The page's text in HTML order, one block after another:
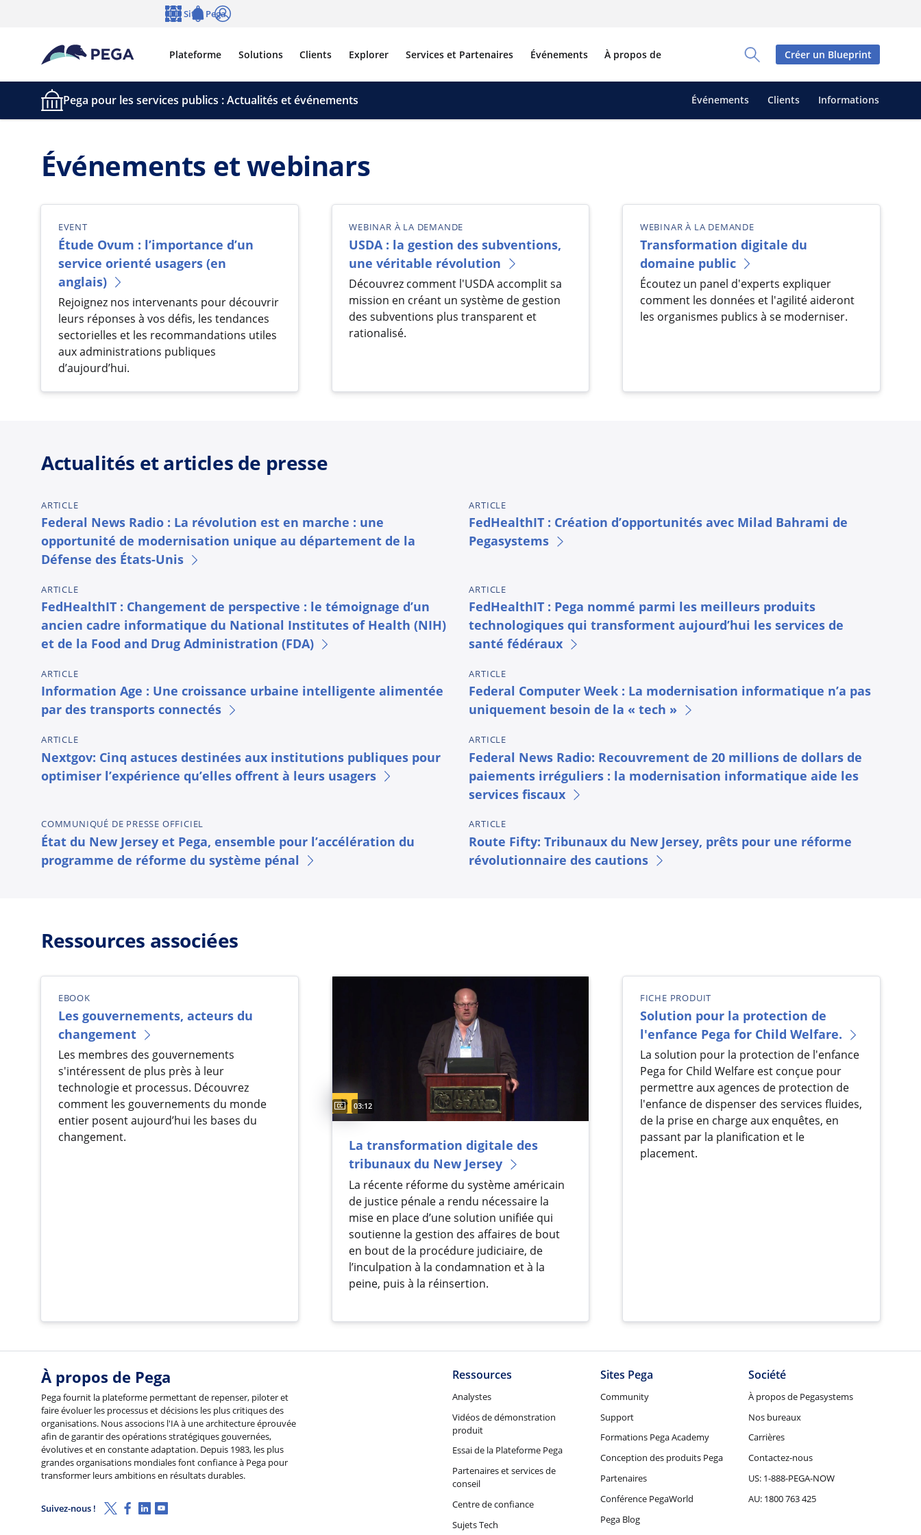
Passer directement au contenu principal
Toggle Search Panel
Plateforme Solutions Clients Explorer Services et Partenaires Événements À propos de
Sites Pega
Créer un Blueprint
Pega pour les services publics : Actualités et événements Événements Clients Informations
Événements et webinars
EVENT
Étude Ovum : l’importance d’un
service orienté usagers (en
anglais)
Rejoignez nos intervenants pour découvrir
leurs réponses à vos défis, les tendances
sectorielles et les recommandations utiles
aux administrations publiques
d’aujourd’hui.
WEBINAR À LA DEMANDE
USDA : la gestion des subventions,
une véritable révolution
Découvrez comment l'USDA accomplit sa
mission en créant un système de gestion
des subventions plus transparent et
rationalisé.
WEBINAR À LA DEMANDE
Transformation digitale du
domaine public
Écoutez un panel d'experts expliquer
comment les données et l'agilité aideront
les organismes publics à se moderniser.
Actualités et articles de presse
ARTICLE
Federal News Radio : La révolution est en marche : une
opportunité de modernisation unique au département de la
Défense des États-Unis
ARTICLE
FedHealthIT : Création d’opportunités avec Milad Bahrami de
Pegasystems
ARTICLE
FedHealthIT : Changement de perspective : le témoignage d’un
ancien cadre informatique du National Institutes of Health (NIH)
et de la Food and Drug Administration (FDA)
ARTICLE
FedHealthIT : Pega nommé parmi les meilleurs produits
technologiques qui transforment aujourd’hui les services de
santé fédéraux
ARTICLE
Information Age : Une croissance urbaine intelligente alimentée
par des transports connectés
ARTICLE
Federal Computer Week : La modernisation informatique n’a pas
uniquement besoin de la « tech »
ARTICLE
Nextgov: Cinq astuces destinées aux institutions publiques pour
optimiser l’expérience qu’elles offrent à leurs usagers
ARTICLE
Federal News Radio: Recouvrement de 20 millions de dollars de
paiements irréguliers : la modernisation informatique aide les
services fiscaux
COMMUNIQUÉ DE PRESSE OFFICIEL
État du New Jersey et Pega, ensemble pour l’accélération du
programme de réforme du système pénal
ARTICLE
Route Fifty: Tribunaux du New Jersey, prêts pour une réforme
révolutionnaire des cautions
Ressources associées
EBOOK
Les gouvernements, acteurs du
changement
Les membres des gouvernements
s'intéressent de plus près à leur
technologie et processus. Découvrez
comment les gouvernements du monde
entier posent aujourd’hui les bases du
changement.
Video duration:
03:12
Captions available
La transformation digitale des
tribunaux du New Jersey
La récente réforme du système américain
de justice pénale a rendu nécessaire la
mise en place d’une solution unifiée qui
soutienne la gestion des affaires de bout
en bout de la procédure judiciaire, de
l’inculpation à la condamnation et à la
peine, puis à la réinsertion.
FICHE PRODUIT
Solution pour la protection de
l'enfance Pega for Child Welfare.
La solution pour la protection de l'enfance
Pega for Child Welfare est conçue pour
permettre aux agences de protection de
l'enfance de dispenser des services fluides,
de la prise en charge aux enquêtes, en
passant par la planification et le
placement.
À propos de Pega
Pega fournit la plateforme permettant de repenser, piloter et
faire évoluer les processus et décisions les plus critiques des
organisations. Nous associons l'IA à une architecture éprouvée
afin de garantir des opérations stratégiques gouvernées,
évolutives et en constante adaptation. Depuis 1983, les plus
grandes organisations mondiales font confiance à Pega pour
transformer leurs ambitions en résultats durables.
Suivez-nous ! X (Twitter)
Facebook
Linkedin
Youtube
Ressources
Analystes
Vidéos de démonstration
produit
Essai de la Plateforme Pega
Partenaires et services de
conseil
Centre de confiance
Sujets Tech
Sites Pega
Community
Support
Formations Pega Academy
Conception des produits Pega
Partenaires
Conférence PegaWorld
Pega Blog
Société
À propos de Pegasystems
Nos bureaux
Carrières
Contactez-nous
US: 1-888-PEGA-NOW
AU: 1800 763 425